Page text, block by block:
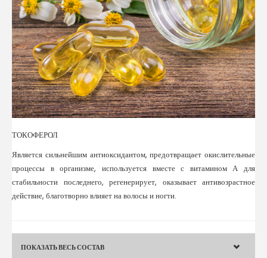
ТОКОФЕРОЛ
Является сильнейшим антиоксидантом, предотвращает окислительные
процессы в организме, используется вместе с витамином А для
стабильности последнего, регенерирует, оказывает антивозрастное
действие, благотворно влияет на волосы и ногти.
ПОКАЗАТЬ ВЕСЬ СОСТАВ